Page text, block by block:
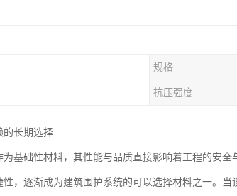
规格
抗压强度
的长期选择
基础性材料，其性能与品质直接影响着工程的安
，逐渐成为建筑围护系统的可以选择材料之一。